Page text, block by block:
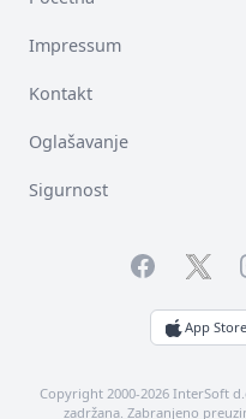
Impressum
Kontakt
Oglašavanje
Sigurnost
FacebookTwitter
App Store
Copyright 2000-2026 InterSoft
zadržana. Zabranjeno